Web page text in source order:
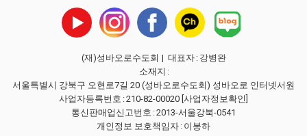
(재)성바오로수도회 | 대표자 : 강병완
소재지 :
서울특별시 강북구 오현로7길 20 (성바오로수도회) 성바오로 인터넷서원
사업자등록번호 :210-82-00020 [사업자정보확인]
통신판매업신고번호 :2013-서울강북-0541
개인정보 보호책임자 : 이봉하